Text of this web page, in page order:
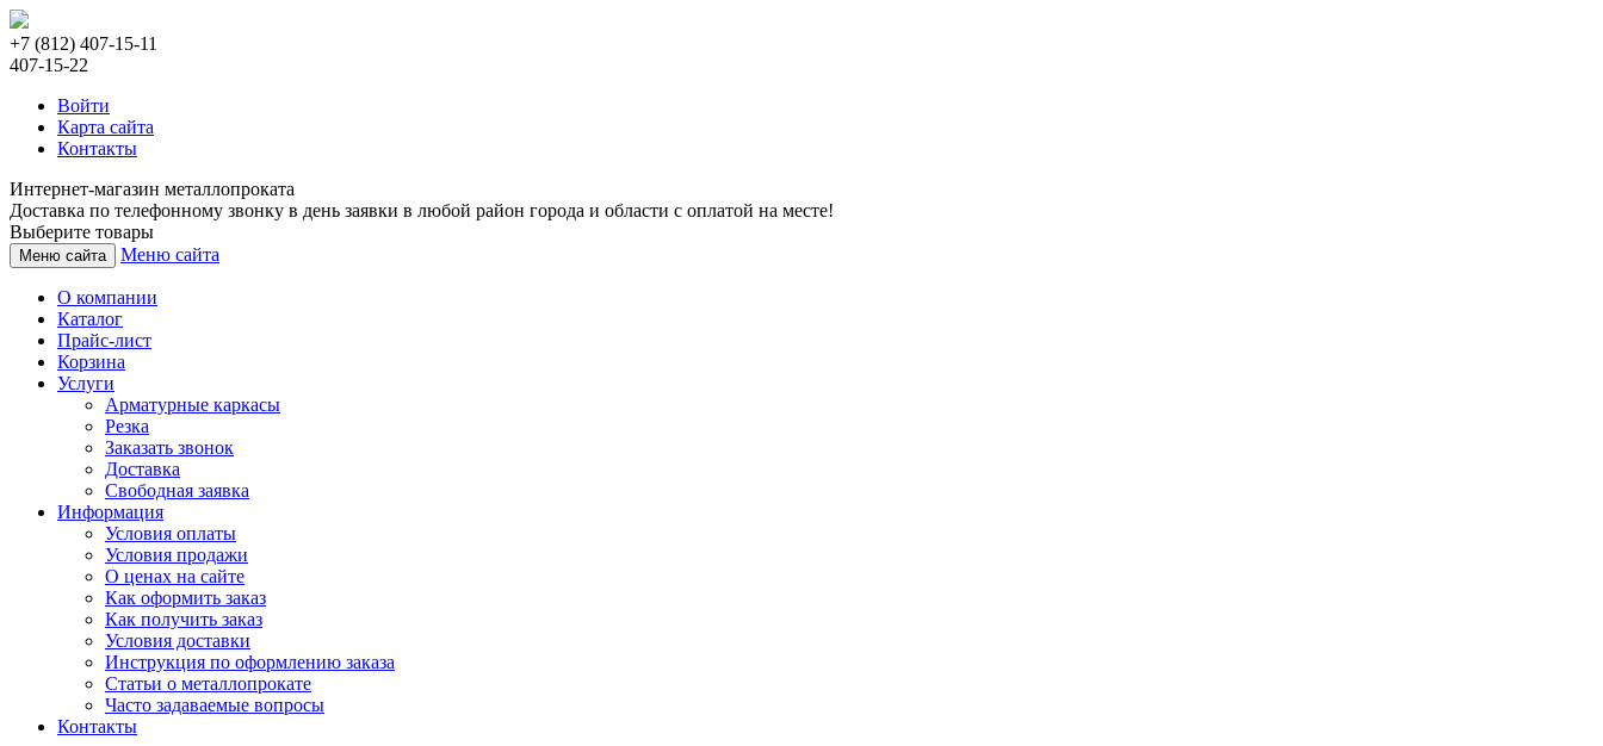
+7 (812) 407-15-11
407-15-22
Войти
Карта сайта
Контакты
Интернет-магазин металлопроката
Доставка по телефонному звонку в день заявки в любой район города и области с оплатой на месте!
Выберите товары
Меню сайта Меню сайта
О компании
Каталог
Прайс-лист
Корзина
Услуги
Арматурные каркасы
Резка
Заказать звонок
Доставка
Свободная заявка
Информация
Условия оплаты
Условия продажи
О ценах на сайте
Как оформить заказ
Как получить заказ
Условия доставки
Инструкция по оформлению заказа
Статьи о металлопрокате
Часто задаваемые вопросы
Контакты